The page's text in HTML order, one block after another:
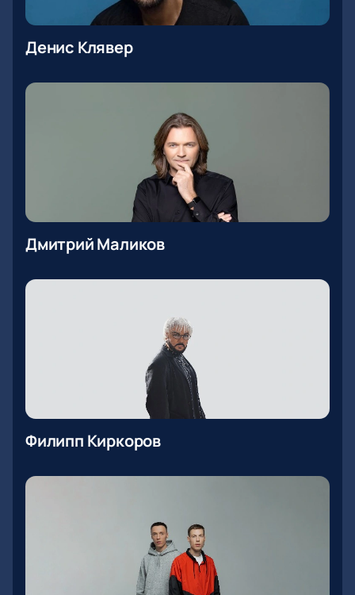
Денис Клявер
Дмитрий Маликов
Филипп Киркоров